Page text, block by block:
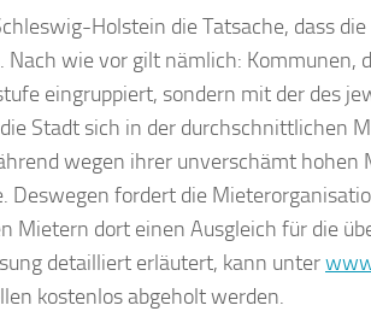
Holstein die Tatsache, dass
Nach wie vor gilt nämlich:
eingruppiert, sondern mit der des
Stadt sich in der durchschnittlichen
wegen ihrer unverschämt
Deswegen fordert die
Mietern dort einen Ausgleich für die
detailliert erläutert, kann unter
kostenlos abgeholt werden.